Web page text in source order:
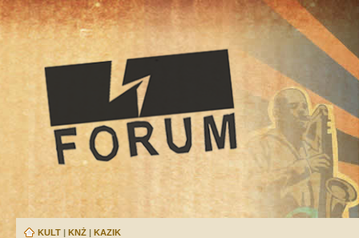
KULT | KNŻ | KAZIK